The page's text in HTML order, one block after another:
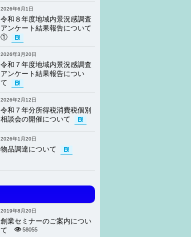
2026年6月1日
令和８年度地域内景況感調査
アンケート結果報告について
①
2026年3月20日
令和７年度地域内景況感調査
アンケート結果報告につい
て
2026年2月12日
令和７年分所得税消費税個別
相談会の開催について
2026年1月20日
物品調達について
2019年8月20日
創業セミナーのご案内につい
て
58055